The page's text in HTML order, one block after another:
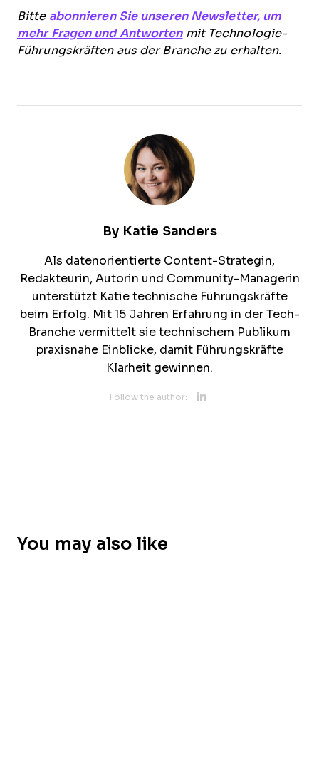
Bitte abonnieren Sie unseren Newsletter, um
mehr Fragen und Antwortenmit Technologie-
Führungskräften aus der Branche zu erhalten.
By Katie Sanders
Als datenorientierte Content-Strategin,
Redakteurin, Autorin und Community-Managerin
unterstützt Katie technische Führungskräfte
beim Erfolg. Mit 15 Jahren Erfahrung in der Tech-
Branche vermittelt sie technischem Publikum
praxisnahe Einblicke, damit Führungskräfte
Klarheit gewinnen.
Follow the author:
You may also like